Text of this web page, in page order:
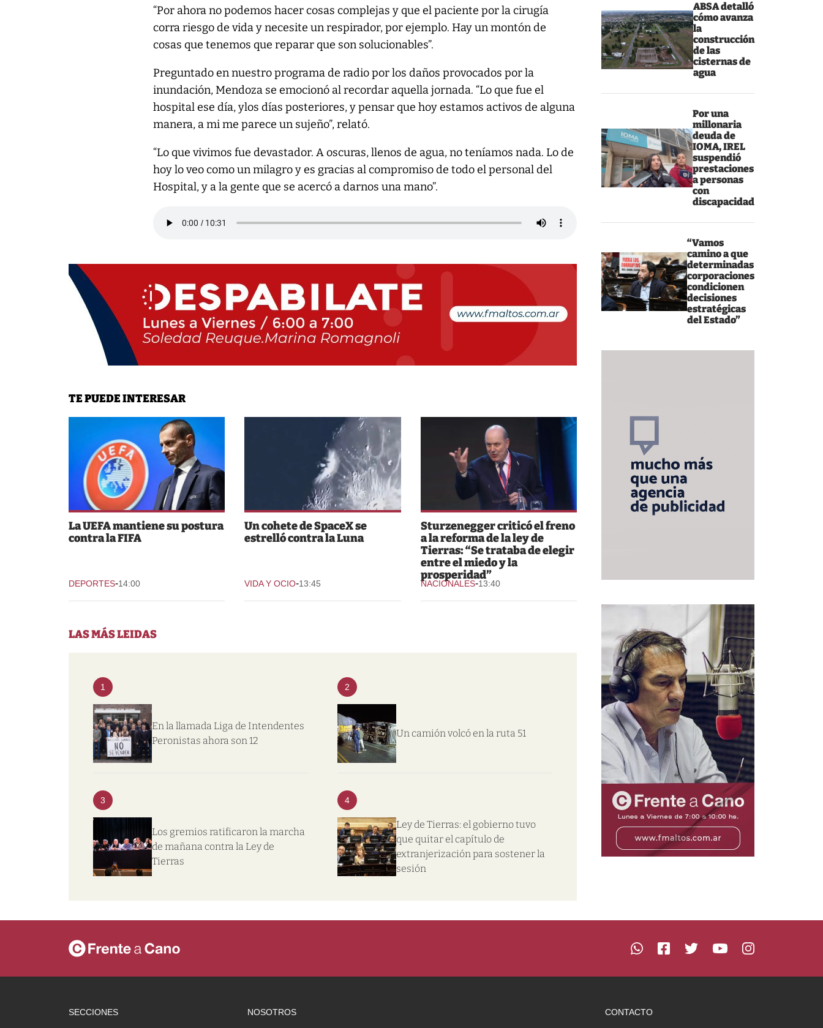
ABSA detalló
cómo avanza
la
construcción
de las
cisternas de
agua
Por una
millonaria
deuda de
IOMA, IREL
suspendió
prestaciones
a personas
con
discapacidad
“Vamos
camino a que
determinadas
corporaciones
condicionen
decisiones
estratégicas
del Estado”
“Por ahora no podemos hacer cosas complejas y que el paciente por la cirugía
corra riesgo de vida y necesite un respirador, por ejemplo. Hay un montón de
cosas que tenemos que reparar que son solucionables”.
Preguntado en nuestro programa de radio por los daños provocados por la
inundación, Mendoza se emocionó al recordar aquella jornada. “Lo que fue el
hospital ese día, ylos días posteriores, y pensar que hoy estamos activos de alguna
manera, a mi me parece un sujeño”, relató.
“Lo que vivimos fue devastador. A oscuras, llenos de agua, no teníamos nada. Lo de
hoy lo veo como un milagro y es gracias al compromiso de todo el personal del
Hospital, y a la gente que se acercó a darnos una mano”.
TE PUEDE INTERESAR
La UEFA mantiene su postura
contra la FIFA
DEPORTES-14:00
Un cohete de SpaceX se
estrelló contra la Luna
VIDA Y OCIO-13:45
Sturzenegger criticó el freno
a la reforma de la ley de
Tierras: “Se trataba de elegir
entre el miedo y la
prosperidad”
NACIONALES-13:40
LAS MÁS LEIDAS
1
En la llamada Liga de Intendentes
Peronistas ahora son 12
2
Un camión volcó en la ruta 51
3
Los gremios ratificaron la marcha
de mañana contra la Ley de
Tierras
4
Ley de Tierras: el gobierno tuvo
que quitar el capítulo de
extranjerización para sostener la
sesión
SECCIONES NOSOTROS CONTACTO